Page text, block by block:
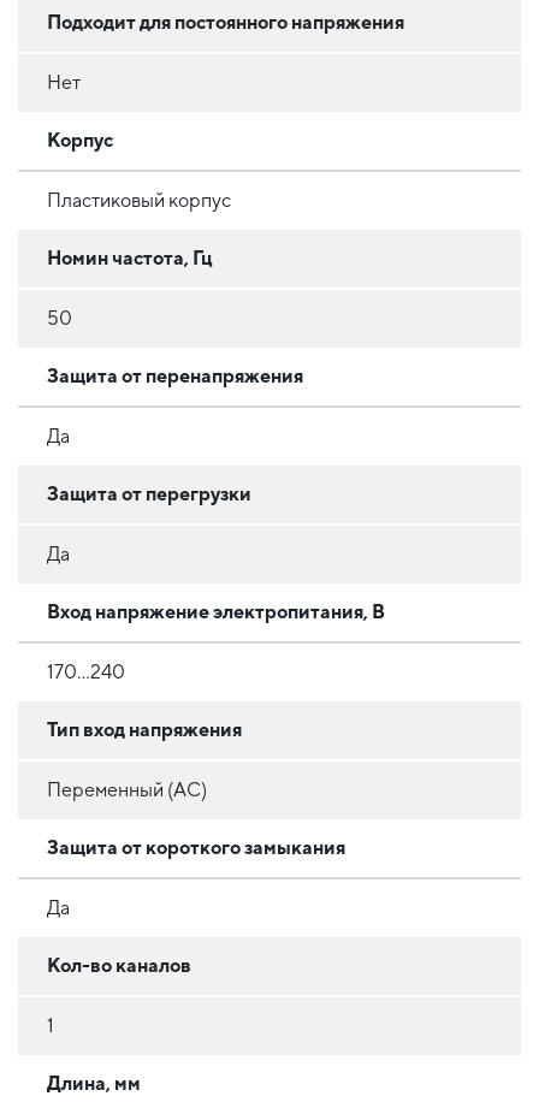
Подходит для постоянного напряжения
Нет
Корпус
Пластиковый корпус
Номин частота, Гц
50
Защита от перенапряжения
Да
Защита от перегрузки
Да
Вход напряжение электропитания, В
170...240
Тип вход напряжения
Переменный (AC)
Защита от короткого замыкания
Да
Кол-во каналов
1
Длина, мм